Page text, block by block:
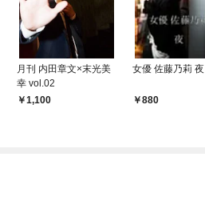
月刊 内田章文×末光美
幸 vol.02
1,100
女優 佐藤乃莉 夜
880